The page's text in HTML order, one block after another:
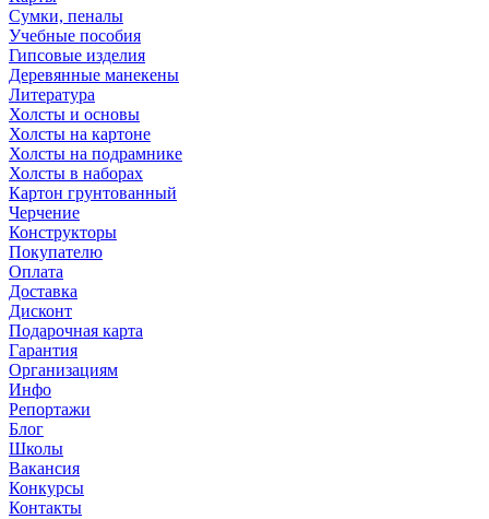
Сумки, пеналы
Учебные пособия
Гипсовые изделия
Деревянные манекены
Литература
Холсты и основы
Холсты на картоне
Холсты на подрамнике
Холсты в наборах
Картон грунтованный
Черчение
Конструкторы
Покупателю
Оплата
Доставка
Дисконт
Подарочная карта
Гарантия
Организациям
Инфо
Репортажи
Блог
Школы
Вакансия
Конкурсы
Контакты